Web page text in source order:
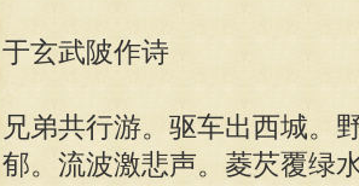
于玄武陂作诗
兄弟共行游。驱车出西城。
郁。流波激悲声。菱芡覆绿